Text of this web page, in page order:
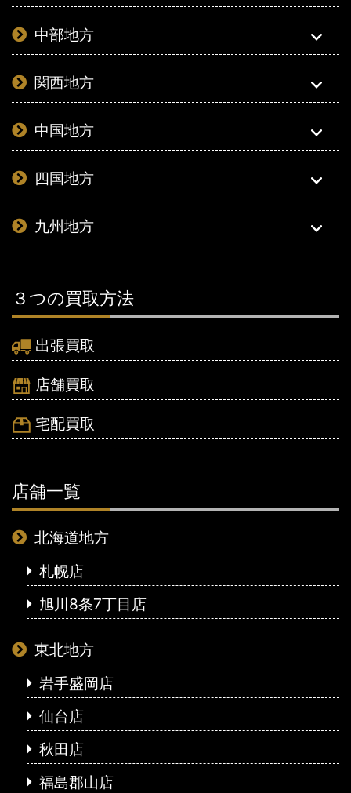
中部地方
関西地方
中国地方
四国地方
九州地方
３つの買取方法
出張買取
店舗買取
宅配買取
店舗一覧
北海道地方
札幌店
旭川8条7丁目店
東北地方
岩手盛岡店
仙台店
秋田店
福島郡山店